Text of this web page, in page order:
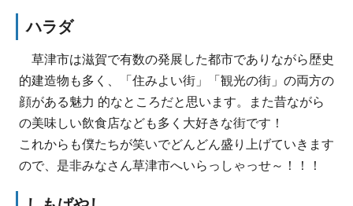
ハラダ
草津市は滋賀で有数の発展した都市でありながら歴史
的建造物も多く、「住みよい街」「観光の街」の両方の
顔がある魅力 的なところだと思います。また昔ながら
の美味しい飲食店なども多く大好きな街です！
これからも僕たちが笑いでどんどん盛り上げていきます
ので、是非みなさん草津市へいらっしゃっせ～！！！